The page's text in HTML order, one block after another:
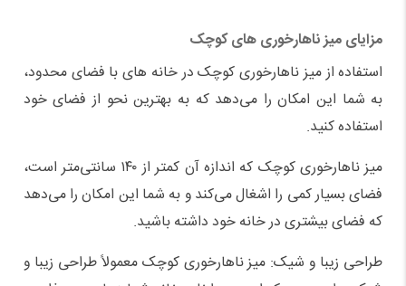
مزایای میز ناهارخوری های کوچک
استفاده از میز ناهارخوری کوچک در خانه ‌های با فضای محدود،
به شما این امکان را می‌دهد که به بهترین نحو از فضای خود
استفاده کنید.
میز ناهارخوری کوچک که اندازه آن کمتر از ۱۴۰ سانتی‌متر است،
فضای بسیار کمی را اشغال می‌کند و به شما این امکان را می‌دهد
که فضای بیشتری در خانه خود داشته باشید.
طراحی زیبا و شیک: میز ناهارخوری کوچک معمولاً طراحی زیبا و